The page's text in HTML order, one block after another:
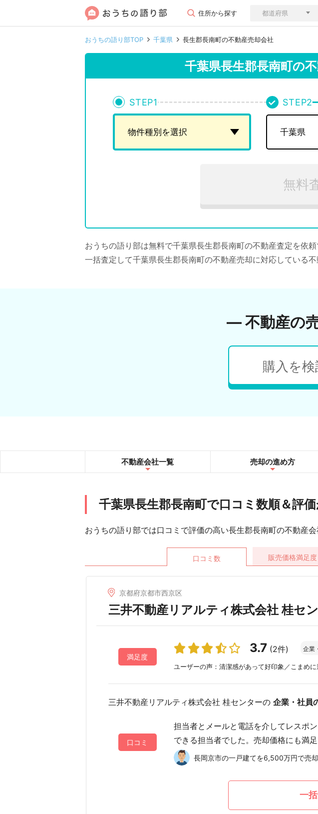
住所から探す
おうちの語り部TOP 千葉県 長生郡長南町の不動産売却会社
千葉県長生郡長南町の
STEP1 STEP2
無料
おうちの語り部は無料で千葉県長生郡長南町の不動産査定を依頼
一括査定して千葉県長生郡長南町の不動産売却に対応している不
― 不動産の
購入を
不動産会社一覧 売却の進め方
千葉県長生郡長南町で口コミ数順＆評
おうちの語り部では口コミで評価の高い長生郡長南町の不動産
口コミ数 販売価格満足度
京都府京都市西京区
三井不動産リアルティ株式会社 桂セ
満足度
3.7 (2件) 企業
ユーザーの声：清潔感があって好印象／こまめ
三井不動産リアルティ株式会社 桂センターの 企業・社員
口コミ
担当者とメールと電話を介してレスポ
できる担当者でした。売却価格にも満
長岡京市の一戸建てを6,500万円で売
一